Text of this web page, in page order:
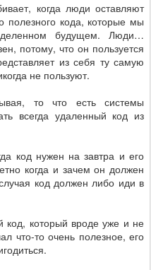
когда люди оставляют
полезного кода, которые мы
будущем. Люди…
потому, что он пользуется
из себя ту самую
не пользуют.
то что есть системы
всегда удаленный код из
код нужен на завтра и его
когда и зачем он должен
код должен либо иди в
код, который вроде уже и не
что-то очень полезное, его